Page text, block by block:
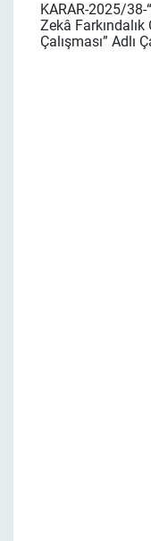
KARAR-2025/
Zekâ
Çalışması” Adlı